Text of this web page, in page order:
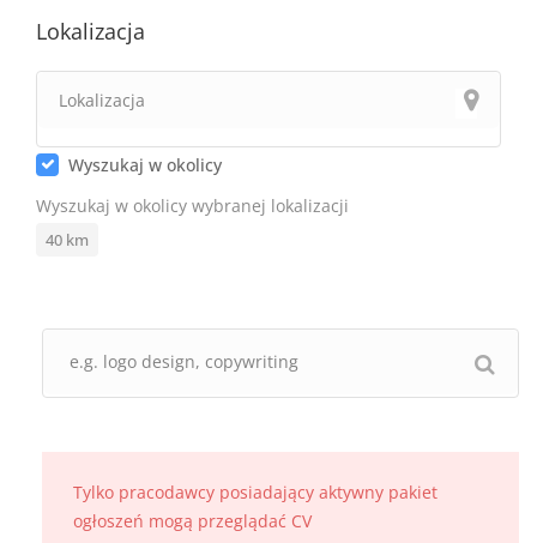
Lokalizacja
Wyszukaj w okolicy
Wyszukaj w okolicy wybranej lokalizacji
40 km
Tylko pracodawcy posiadający aktywny pakiet
ogłoszeń mogą przeglądać CV